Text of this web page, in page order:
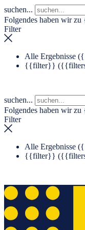
Navigation
Zum Footer springen
suchen...
Folgendes haben wir zu
Filter
Alle Ergebnisse (
{{filter}} (
suchen...
Folgendes haben wir zu
Filter
Alle Ergebnisse (
{{filter}} (